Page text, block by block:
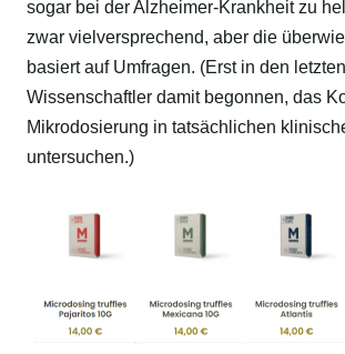
sogar bei der Alzheimer-Krankheit zu
zwar vielversprechend, aber die
basiert auf Umfragen. (Erst in den
Wissenschaftler damit begonnen, das
Mikrodosierung in tatsächlichen
untersuchen.)